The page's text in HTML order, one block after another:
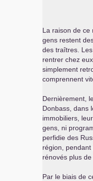
La raison de ce
gens restent
des traîtres.
rentrer chez
simplement
comprennent
Dernièrement,
Donbass, dans
immobiliers,
gens, ni
perfidie des
région, pendant
rénovés plus
Par le biais de